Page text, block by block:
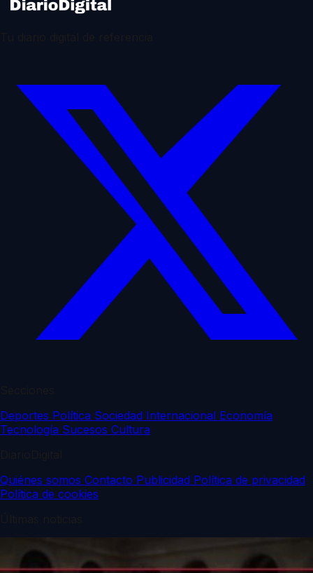
Deportes Política Sociedad Internacional Economía
Tecnología Sucesos Cultura
Quiénes somos Contacto Publicidad Política de privacidad
Política de cookies